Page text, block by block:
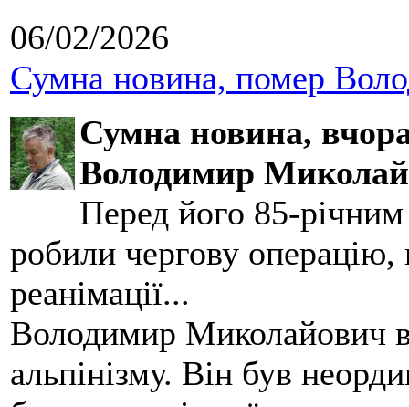
06/02/2026
Сумна новина, помер
Сумна новина,
Володимир
Перед його 85-
робили чергову операцію,
реанімації...
Володимир Миколайович
альпінізму. Він був